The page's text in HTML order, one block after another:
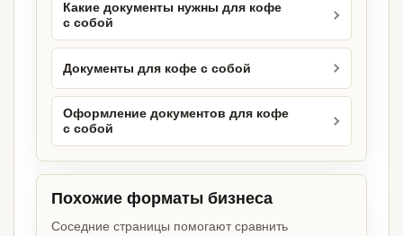
Какие документы нужны для кофе
с собой
Документы для кофе с собой
Оформление документов для кофе
с собой
Похожие форматы бизнеса
Соседние страницы помогают сравнить